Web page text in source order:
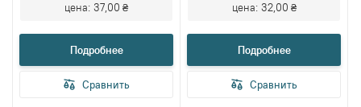
цена: 37,00 ₴
Подробнее
Сравнить
цена: 32,00 ₴
Подробнее
Сравнить